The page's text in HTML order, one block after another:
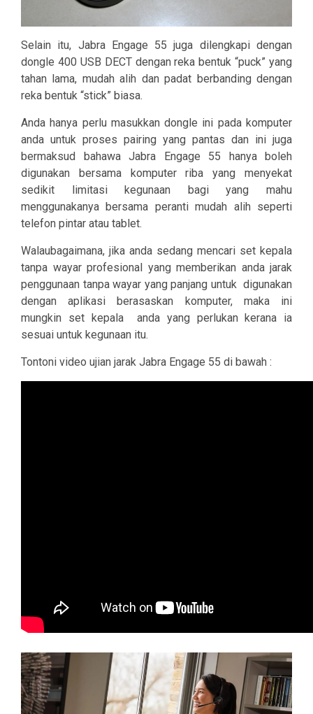
Selain itu, Jabra Engage 55 juga dilengkapi dengan
dongle 400 USB DECT dengan reka bentuk “puck” yang
tahan lama, mudah alih dan padat berbanding dengan
reka bentuk “stick” biasa.
Anda hanya perlu masukkan dongle ini pada komputer
anda untuk proses pairing yang pantas dan ini juga
bermaksud bahawa Jabra Engage 55 hanya boleh
digunakan bersama komputer riba yang menyekat
sedikit limitasi kegunaan bagi yang mahu
menggunakanya bersama peranti mudah alih seperti
telefon pintar atau tablet.
Walaubagaimana, jika anda sedang mencari set kepala
tanpa wayar profesional yang memberikan anda jarak
penggunaan tanpa wayar yang panjang untuk digunakan
dengan aplikasi berasaskan komputer, maka ini
mungkin set kepala
anda yang perlukan kerana ia
sesuai untuk kegunaan itu.
Tontoni video ujian jarak Jabra Engage 55 di bawah :